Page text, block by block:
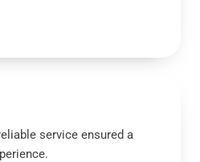
service ensured a